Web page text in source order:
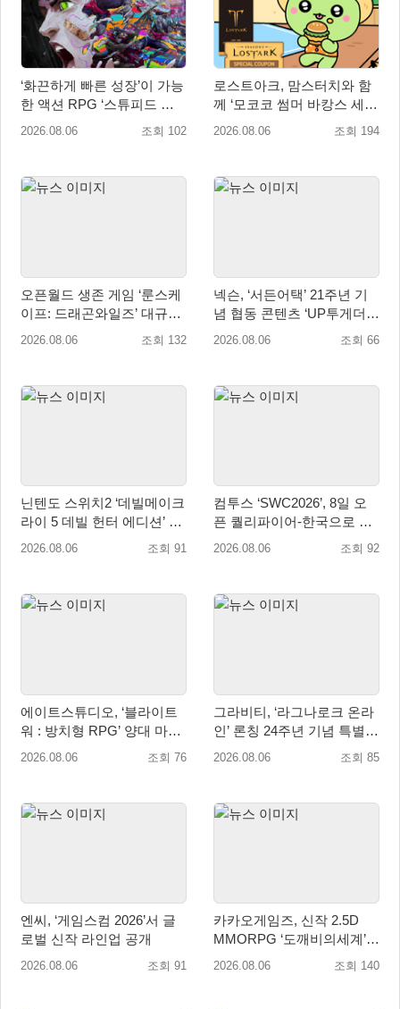
‘화끈하게 빠른 성장’이 가능
한 액션 RPG ‘스튜피드 네
버 다이즈’ 패키지판 예약판
2026.08.06 조회 102
로스트아크, 맘스터치와 함
께 ‘모코코 썸머 바캉스 세
트’ 출시
2026.08.06 조회 194
오픈월드 생존 게임 ‘룬스케
이프: 드래곤와일즈’ 대규모
유저 편의성 개선 및 사이드
2026.08.06 조회 132
넥슨, ‘서든어택’ 21주년 기
념 협동 콘텐츠 ‘UP투게더’
업데이트
2026.08.06 조회 66
닌텐도 스위치2 ‘데빌메이크
라이 5 데빌 헌터 에디션’ 패
키지 제품 8월 7일 예약판매
2026.08.06 조회 91
컴투스 ‘SWC2026’, 8일 오
픈 퀄리파이어-한국으로 시
즌 개막!
2026.08.06 조회 92
에이트스튜디오, ‘블라이트
워 : 방치형 RPG’ 양대 마켓
인기 순위 1위 달성
2026.08.06 조회 76
그라비티, ‘라그나로크 온라
인’ 론칭 24주년 기념 특별
감사 축제 실시!
2026.08.06 조회 85
엔씨, ‘게임스컴 2026’서 글
로벌 신작 라인업 공개
2026.08.06 조회 91
카카오게임즈, 신작 2.5D
MMORPG ‘도깨비의세계’
천만 배우 박지훈 광고 모델
2026.08.06 조회 140